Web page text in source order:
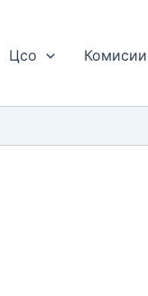
Цсо Комисии